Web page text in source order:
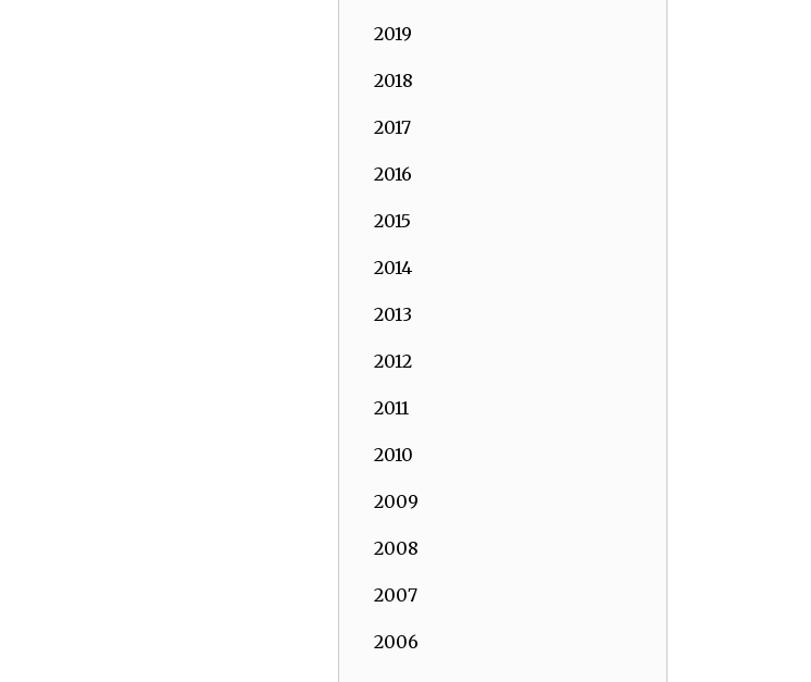
2019
2018
2017
2016
2015
2014
2013
2012
2011
2010
2009
2008
2007
2006